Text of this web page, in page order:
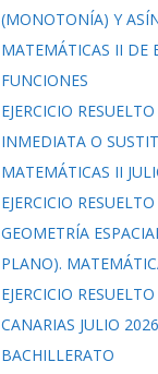
(MONOTONÍA) Y
MATEMÁTICAS II DE
FUNCIONES
EJERCICIO
INMEDIATA O
MATEMÁTICAS II
EJERCICIO
GEOMETRÍA
PLANO).
EJERCICIO
CANARIAS JULIO
BACHILLERATO